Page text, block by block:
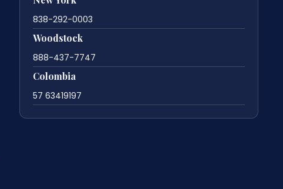
838-292-0003
Woodstock
888-437-7747
Colombia
57 63419197